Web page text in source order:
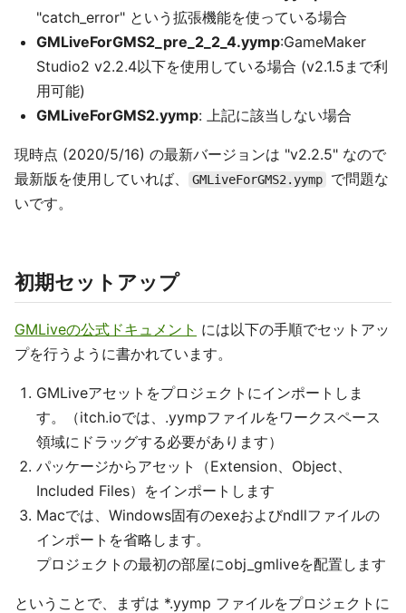
"catch_error" という拡張機能を使っている場合
GMLiveForGMS2_pre_2_2_4.yymp:GameMaker
Studio2 v2.2.4以下を使用している場合 (v2.1.5まで利
用可能)
GMLiveForGMS2.yymp: 上記に該当しない場合
現時点 (2020/5/16) の最新バージョンは "v2.2.5" なので
最新版を使用していれば、
GMLiveForGMS2.yymp
で問題な
いです。
初期セットアップ
GMLiveの公式ドキュメント には以下の手順でセットアッ
プを行うように書かれています。
GMLiveアセットをプロジェクトにインポートしま
す。（itch.ioでは、.yympファイルをワークスペース
領域にドラッグする必要があります）
パッケージからアセット（Extension、Object、
Included Files）をインポートします
Macでは、Windows固有のexeおよびndllファイルの
インポートを省略します。
プロジェクトの最初の部屋にobj_gmliveを配置します
ということで、まずは *.yymp ファイルをプロジェクトに